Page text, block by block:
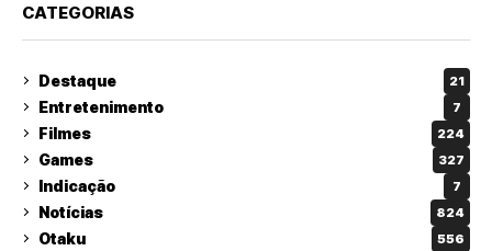
CATEGORIAS
Destaque 21
Entretenimento 7
Filmes 224
Games 327
Indicação 7
Notícias 824
Otaku 556